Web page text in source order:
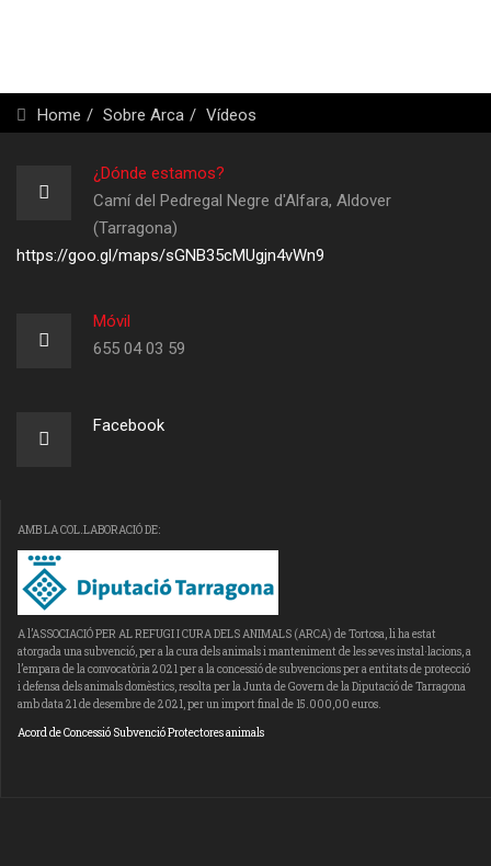
Home Sobre Arca Vídeos
¿Dónde estamos?
Camí del Pedregal Negre d'Alfara, Aldover
(Tarragona)
https://goo.gl/maps/sGNB35cMUgjn4vWn9
Móvil
655 04 03 59
Facebook
AMB LA COL.LABORACIÓ DE:
A l’ASSOCIACIÓ PER AL REFUGI I CURA DELS ANIMALS (ARCA) de Tortosa, li ha estat
atorgada una subvenció, per a la cura dels animals i manteniment de les seves instal·lacions, a
l’empara de la convocatòria 2021 per a la concessió de subvencions per a entitats de protecció
i defensa dels animals domèstics, resolta per la Junta de Govern de la Diputació de Tarragona
amb data 21 de desembre de 2021, per un import final de 15.000,00 euros.
Acord de Concessió Subvenció Protectores animals